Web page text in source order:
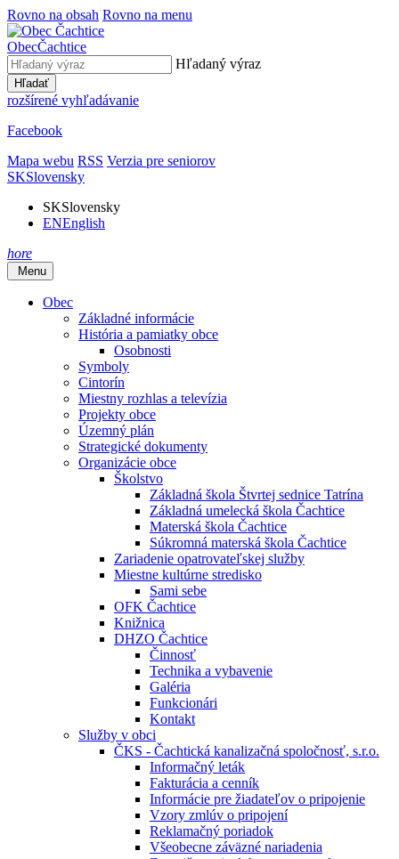
Rovno na obsah Rovno na menu
ObecČachtice
Hľadaný výraz
Hľadať
rozšírené vyhľadávanie
Facebook
Mapa webu RSS Verzia pre seniorov
SKSlovensky
SKSlovensky
ENEnglish
hore
Menu
Obec
Základné informácie
História a pamiatky obce
Osobnosti
Symboly
Cintorín
Miestny rozhlas a televízia
Projekty obce
Územný plán
Strategické dokumenty
Organizácie obce
Školstvo
Základná škola Štvrtej sednice Tatrína
Základná umelecká škola Čachtice
Materská škola Čachtice
Súkromná materská škola Čachtice
Zariadenie opatrovateľskej služby
Miestne kultúrne stredisko
Sami sebe
OFK Čachtice
Knižnica
DHZO Čachtice
Činnosť
Technika a vybavenie
Galéria
Funkcionári
Kontakt
Služby v obci
ČKS - Čachtická kanalizačná spoločnosť, s.r.o.
Informačný leták
Fakturácia a cenník
Informácie pre žiadateľov o pripojenie
Vzory zmlúv o pripojení
Reklamačný poriadok
Všeobecne záväzné nariadenia